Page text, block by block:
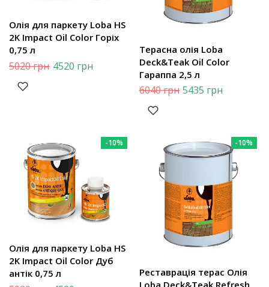
Олія для паркету Loba HS
2K Impact Oil Color Горіх
0,75 л
5020грн 4520 грн
Терасна олія Loba
Deck&Teak Oil Color
Гараппа 2,5 л
6040грн 5435 грн
-10%
Олія для паркету Loba HS
2K Impact Oil Color Дуб
антік 0,75 л
-10%
Реставрація терас Олія